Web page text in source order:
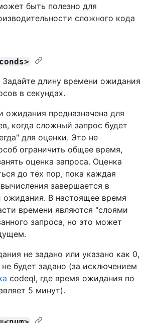
быть полезно для
сложного кода
длину времени ожидания
в секундах.
ожидания предназначена для
когда сложный запрос будет
для оценки. Это не
ограничить общее время,
оценка запроса. Оценка
до тех пор, пока каждая
завершается в
ожидания. В настоящее время
времени являются "слоями
запроса, но это может
не задано или указано как 0,
будет задано (за исключением
codeql, где время ожидания по
5 минут).